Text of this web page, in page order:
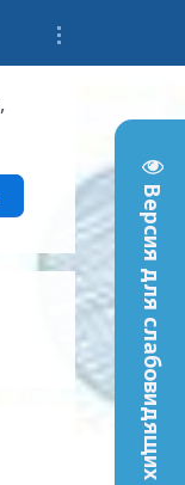
Версия для слабовидящих
,